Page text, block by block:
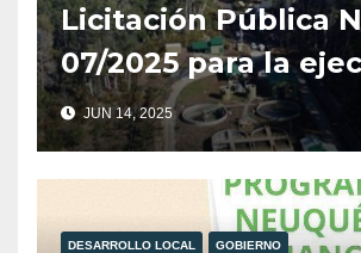
Licitación Pública
07/2025 para la
de la Planta de
Pretratamiento de
Efluentes
Camiones
JUN 14, 2025
DESARROLLO LOCAL GOBIERNO